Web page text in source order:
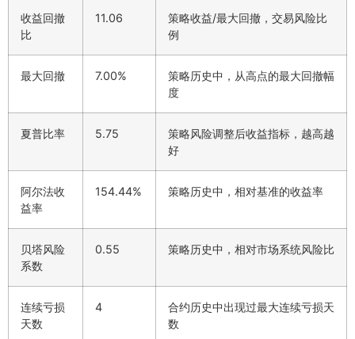
收益回撤
比
11.06
策略收益/最大回撤，交易风险比
例
最大回撤 7.00%
策略历史中，从高点的最大回撤幅
度
夏普比率 5.75
策略风险调整后收益指标，越高越
好
阿尔法收
益率
154.44% 策略历史中，相对基准的收益率
贝塔风险
系数
0.55 策略历史中，相对市场系统风险比
连续亏损
天数
4
合约历史中出现过最大连续亏损天
数